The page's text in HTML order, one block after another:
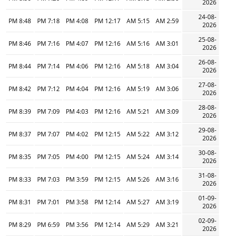
2026
24-08-
2026
2:59 AM
5:15 AM
12:17 PM
4:08 PM
7:18 PM
8:48 PM
25-08-
2026
3:01 AM
5:16 AM
12:16 PM
4:07 PM
7:16 PM
8:46 PM
26-08-
2026
3:04 AM
5:18 AM
12:16 PM
4:06 PM
7:14 PM
8:44 PM
27-08-
2026
3:06 AM
5:19 AM
12:16 PM
4:04 PM
7:12 PM
8:42 PM
28-08-
2026
3:09 AM
5:21 AM
12:16 PM
4:03 PM
7:09 PM
8:39 PM
29-08-
2026
3:12 AM
5:22 AM
12:15 PM
4:02 PM
7:07 PM
8:37 PM
30-08-
2026
3:14 AM
5:24 AM
12:15 PM
4:00 PM
7:05 PM
8:35 PM
31-08-
2026
3:16 AM
5:26 AM
12:15 PM
3:59 PM
7:03 PM
8:33 PM
01-09-
2026
3:19 AM
5:27 AM
12:14 PM
3:58 PM
7:01 PM
8:31 PM
02-09-
2026
3:21 AM
5:29 AM
12:14 PM
3:56 PM
6:59 PM
8:29 PM